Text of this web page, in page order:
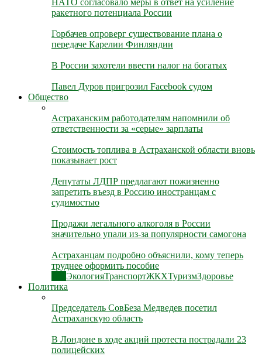
НАТО согласовало меры в ответ на усиление
ракетного потенциала России
Горбачев опроверг существование плана о
передаче Карелии Финляндии
В России захотели ввести налог на богатых
Павел Дуров пригрозил Facebook судом
Общество
Астраханским работодателям напомнили об
ответственности за «серые» зарплаты
Стоимость топлива в Астраханской области вновь
показывает рост
Депутаты ЛДПР предлагают пожизненно
запретить въезд в Россию иностранцам с
судимостью
Продажи легального алкоголя в России
значительно упали из-за популярности самогона
Астраханцам подробно объяснили, кому теперь
труднее оформить пособие
ЭкологияТранспортЖКХТуризмЗдоровье
Политика
Председатель СовБеза Медведев посетил
Астраханскую область
В Лондоне в ходе акций протеста пострадали 23
полицейских